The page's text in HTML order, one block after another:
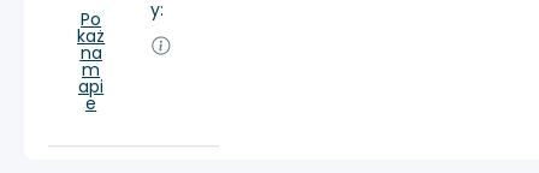
Po
każ
na
m
api
e
y: